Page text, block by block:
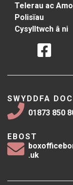
Telerau ac
Polisïau
Cysylltwch â ni
SWYDDFA
01873 850
EBOST
.uk